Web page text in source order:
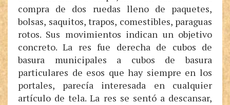
compra de dos ruedas lleno de paquetes,
bolsas, saquitos, trapos, comestibles, paraguas
rotos. Sus movimientos indican un objetivo
concreto. La res fue derecha de cubos de
basura municipales a cubos de basura
particulares de esos que hay siempre en los
portales, parecía interesada en cualquier
artículo de tela. La res se sentó a descansar,